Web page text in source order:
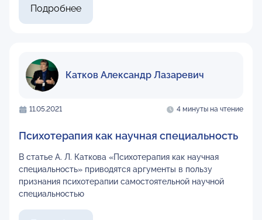
Подробнее
Катков Александр Лазаревич
11.05.2021 4 минуты на чтение
Психотерапия как научная специальность
В статье А. Л. Каткова «Психотерапия как научная
специальность» приводятся аргументы в пользу
признания психотерапии самостоятельной научной
специальностью